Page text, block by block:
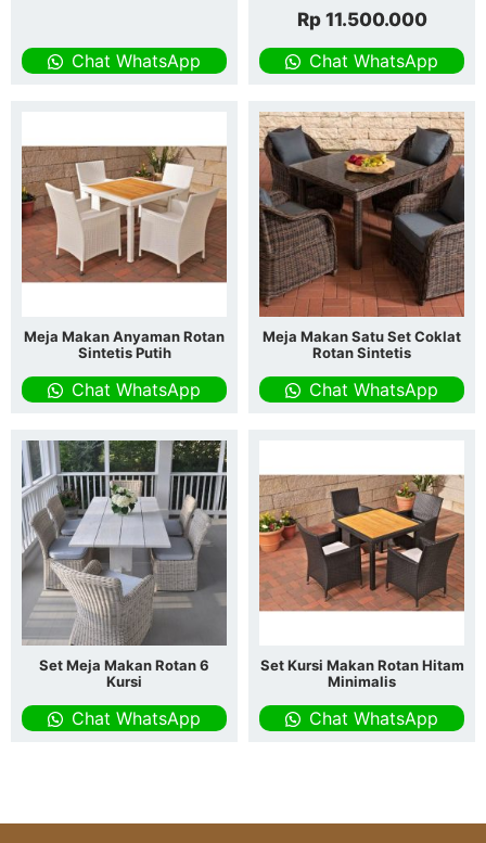
Chat WhatsApp
Rp11.500.000
Chat WhatsApp
Meja Makan Anyaman Rotan
Sintetis Putih
Chat WhatsApp
Meja Makan Satu Set Coklat
Rotan Sintetis
Chat WhatsApp
Set Meja Makan Rotan 6
Kursi
Chat WhatsApp
Set Kursi Makan Rotan Hitam
Minimalis
Chat WhatsApp